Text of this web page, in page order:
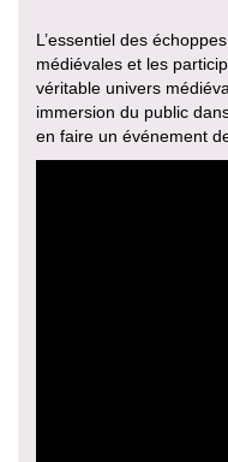
L’essentiel des
médiévales et les
véritable univers
immersion du public
en faire un événement